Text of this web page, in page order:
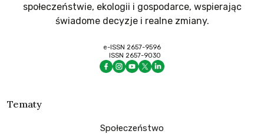
społeczeństwie, ekologii i gospodarce, wspierając
świadome decyzje i realne zmiany.
e-ISSN 2657-9596
ISSN 2657-9030
Tematy
Społeczeństwo